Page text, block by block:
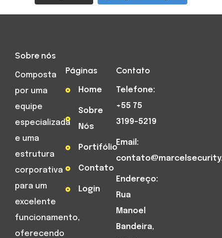
Sobre nós
Composta
por uma
equipe
especializada
e uma
estrutura
corporativa
para um
excelente
funcionamento,
oferecendo
Páginas
Home
Sobre
Nós
Portifólio
Contato
Login
Contato
Telefone:
+55 75
3199-5219
Email:
Endereço:
Rua
Manoel
Bandeira,